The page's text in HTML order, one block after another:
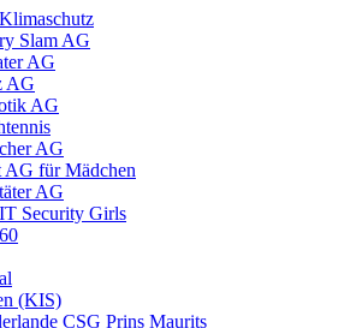
Slam AG
AG
AG
AG
AG
AG für Mädchen
AG
Security Girls
(KIS)
CSG Prins Maurits